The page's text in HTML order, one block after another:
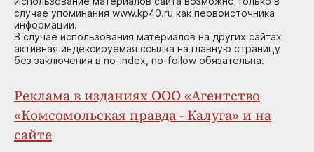
случае упоминания www.kp40.ru как первоисточника
информации.
В случае использования материалов на других сайтах
активная индексируемая ссылка на главную страницу
без заключения в no-index, no-follow обязательна.
Реклама в изданиях ООО «Агентство
«Комсомольская правда - Калуга» и на
сайте